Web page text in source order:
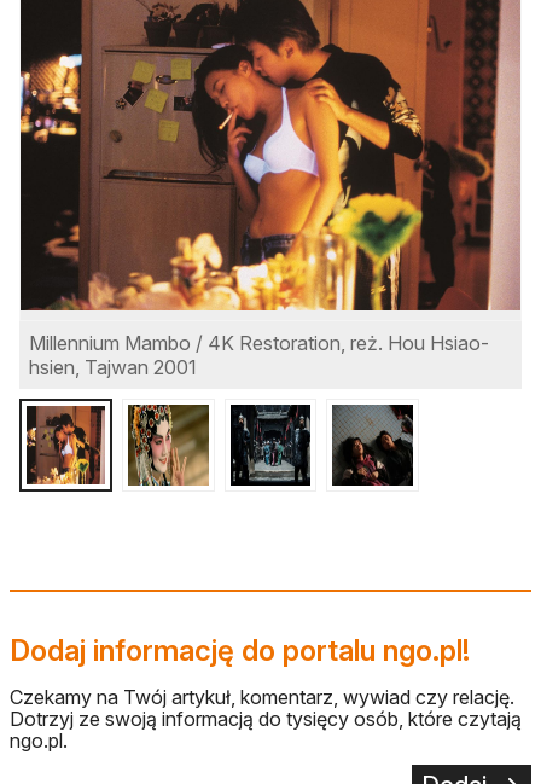
Millennium Mambo / 4K Restoration, reż. Hou Hsiao-
hsien, Tajwan 2001
Dodaj informację do portalu ngo.pl!
Czekamy na Twój artykuł, komentarz, wywiad czy relację.
Dotrzyj ze swoją informacją do tysięcy osób, które czytają
ngo.pl.